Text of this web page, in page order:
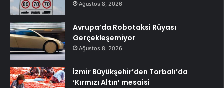
Ağustos 8, 2026
Avrupa’da Robotaksi Rüyası
Gerçekleşemiyor
Ağustos 8, 2026
İzmir Büyükşehir’den Torbalı’da
‘Kırmızı Altın’ mesaisi